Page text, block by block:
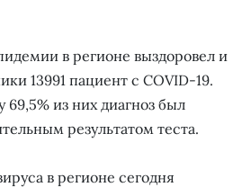
в регионе выздоровел и
13991 пациент с COVID-19.
69,5% из них диагноз был
результатом теста.
в регионе сегодня